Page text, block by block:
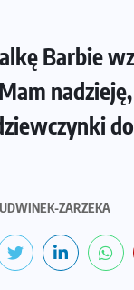
Barbie
ZARZEKA